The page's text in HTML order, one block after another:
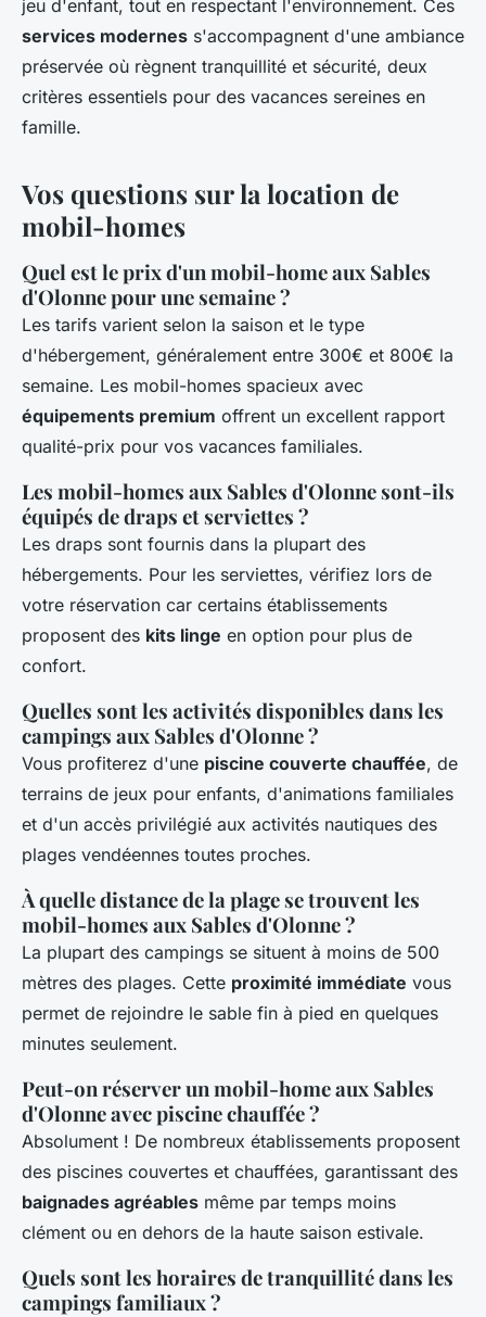
jeu d'enfant, tout en respectant l'environnement. Ces
services modernes s'accompagnent d'une ambiance
préservée où règnent tranquillité et sécurité, deux
critères essentiels pour des vacances sereines en
famille.
Vos questions sur la location de
mobil-homes
Quel est le prix d'un mobil-home aux Sables
d'Olonne pour une semaine ?
Les tarifs varient selon la saison et le type
d'hébergement, généralement entre 300€ et 800€ la
semaine. Les mobil-homes spacieux avec
équipements premium offrent un excellent rapport
qualité-prix pour vos vacances familiales.
Les mobil-homes aux Sables d'Olonne sont-ils
équipés de draps et serviettes ?
Les draps sont fournis dans la plupart des
hébergements. Pour les serviettes, vérifiez lors de
votre réservation car certains établissements
proposent des kits linge en option pour plus de
confort.
Quelles sont les activités disponibles dans les
campings aux Sables d'Olonne ?
Vous profiterez d'une piscine couverte chauffée, de
terrains de jeux pour enfants, d'animations familiales
et d'un accès privilégié aux activités nautiques des
plages vendéennes toutes proches.
À quelle distance de la plage se trouvent les
mobil-homes aux Sables d'Olonne ?
La plupart des campings se situent à moins de 500
mètres des plages. Cette proximité immédiate vous
permet de rejoindre le sable fin à pied en quelques
minutes seulement.
Peut-on réserver un mobil-home aux Sables
d'Olonne avec piscine chauffée ?
Absolument ! De nombreux établissements proposent
des piscines couvertes et chauffées, garantissant des
baignades agréables même par temps moins
clément ou en dehors de la haute saison estivale.
Quels sont les horaires de tranquillité dans les
campings familiaux ?